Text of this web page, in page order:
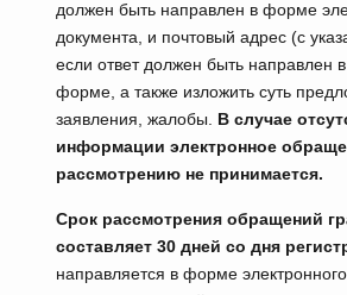
должен быть направлен в форме
документа, и почтовый адрес (с
если ответ должен быть направлен
форме, а также изложить суть
заявления, жалобы. В случае
информации электронное
рассмотрению не принимается.
Срок рассмотрения обращений
составляет 30 дней со дня
направляется в форме